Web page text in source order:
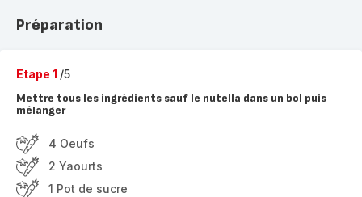
Préparation
Etape 1 /5
Mettre tous les ingrédients sauf le nutella dans un bol puis
mélanger
4 Oeufs
2 Yaourts
1 Pot de sucre